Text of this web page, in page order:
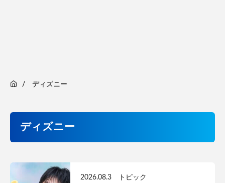
ディズニー
ディズニー
2026.08.3 トピック